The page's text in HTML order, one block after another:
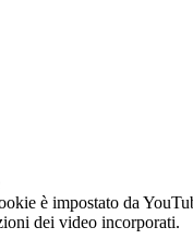
è impostato da
dei video incorporati.